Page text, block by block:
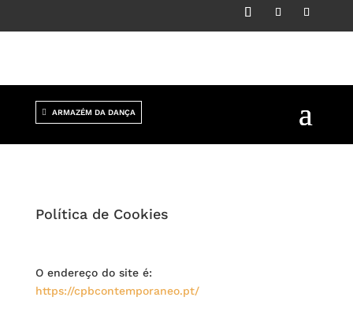
ARMAZÉM DA DANÇA
Política de Cookies
O endereço do site é:
https://cpbcontemporaneo.pt/